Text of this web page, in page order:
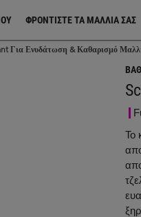
ΦΡΟΝΤΊΣΤΕ ΤΑ ΜΑΛΛΙΆ ΣΑΣ
Για Ενυδάτωση & Καθαρισμό
Το